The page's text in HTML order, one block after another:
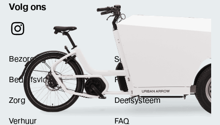
Volg ons
Bezorging
Bedrijfsvloten
Zorg
Verhuur
Service & onderhoud
Fietsaanbod
Deelsysteem
FAQ